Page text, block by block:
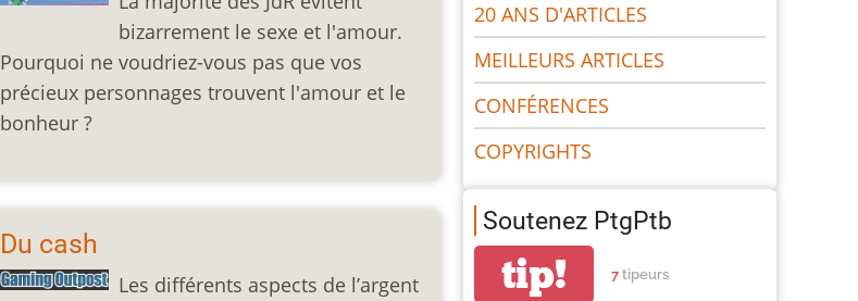
bizarrement le sexe et l'amour.
Pourquoi ne voudriez-vous pas que vos
précieux personnages trouvent l'amour et le
bonheur ?
Du cash
Les différents aspects de l’argent
20 ANS D'ARTICLES
MEILLEURS ARTICLES
CONFÉRENCES
COPYRIGHTS
Soutenez PtgPtb
tip! 7 tipeurs